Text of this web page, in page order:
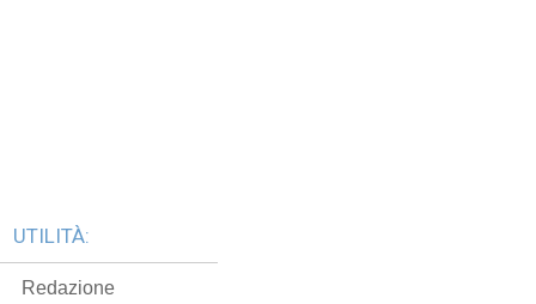
UTILITÀ:
Redazione